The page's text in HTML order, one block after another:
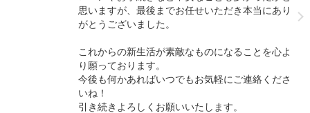
思いますが、最後までお任せいただき本当にあり
がとうございました。
これからの新生活が素敵なものになることを心よ
り願っております。
今後も何かあればいつでもお気軽にご連絡くださ
いね！
引き続きよろしくお願いいたします。